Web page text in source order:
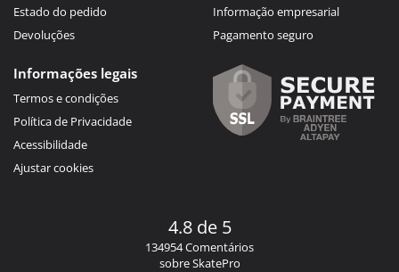
Estado do pedido
Devoluções
Informação empresarial
Pagamento seguro
Informações legais
Termos e condições
Política de Privacidade
Acessibilidade
Ajustar cookies
4.8 de 5
134954 Comentários
sobre SkatePro